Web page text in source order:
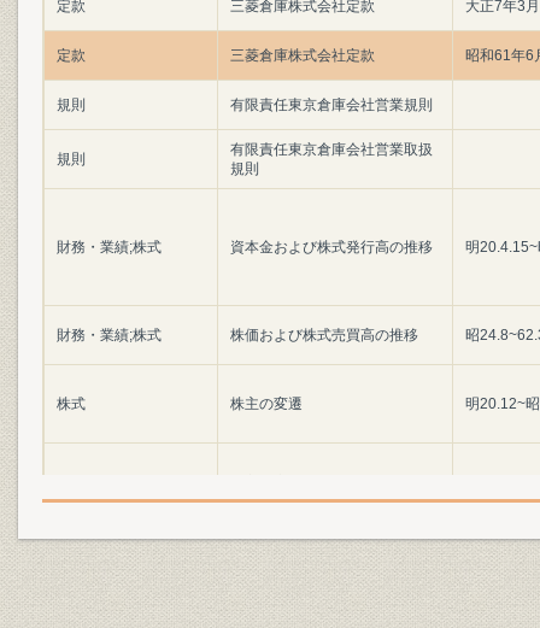
定款 三菱倉庫株式会社定款 大正7年3
定款 三菱倉庫株式会社定款 昭和61年6
規則 有限責任東京倉庫会社営業規則
規則
有限責任東京倉庫会社営業取扱
規則
財務・業績;株式 資本金および株式発行高の推移 明
財務・業績;株式 株価および株式売買高の推移 昭
株式 株主の変遷 明20.12~
役員 歴代役員一覧 明治20~昭